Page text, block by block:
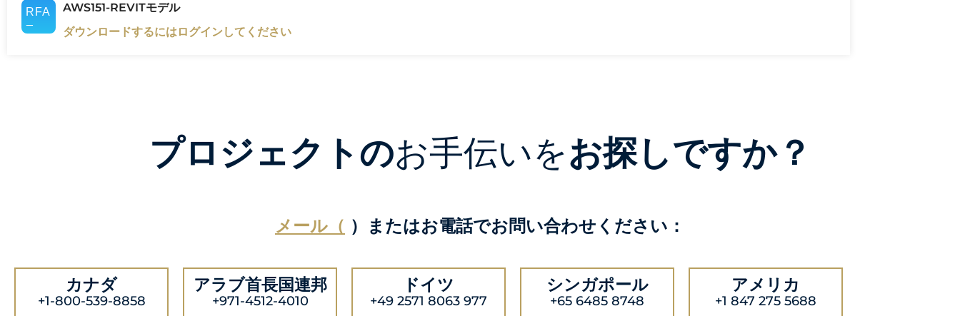
AWS151-REVITモデル
ダウンロードするにはログインしてください
プロジェクトのお手伝いをお探しですか？
メール（ ）またはお電話でお問い合わせください：
カナダ
+1-800-539-8858
アラブ首長国連邦
+971-4512-4010
ドイツ
+49 2571 8063 977
シンガポール
+65 6485 8748
アメリカ
+1 847 275 5688